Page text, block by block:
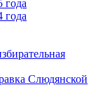
года
года
Слюдянской